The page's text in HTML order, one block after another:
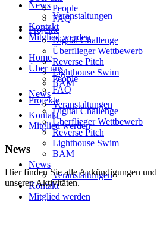
News
Veranstaltungen
Kontakt
Mitglied werden
Home
Über uns
People
FAQ
Projekte
Digital Challenge
Überflieger Wettbewerb
Reverse Pitch
Lighthouse Swim
BAM
News
Veranstaltungen
Kontakt
Mitglied werden
People
FAQ
Projekte
Digital Challenge
Überflieger Wettbewerb
Reverse Pitch
Lighthouse Swim
BAM
News
Veranstaltungen
Kontakt
Mitglied werden
News
Hier finden Sie alle Ankündigungen und
unseren Aktivitäten.